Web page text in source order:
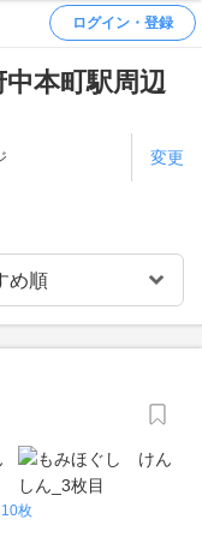
ログイン・登録
中本町駅周辺
変更
10枚